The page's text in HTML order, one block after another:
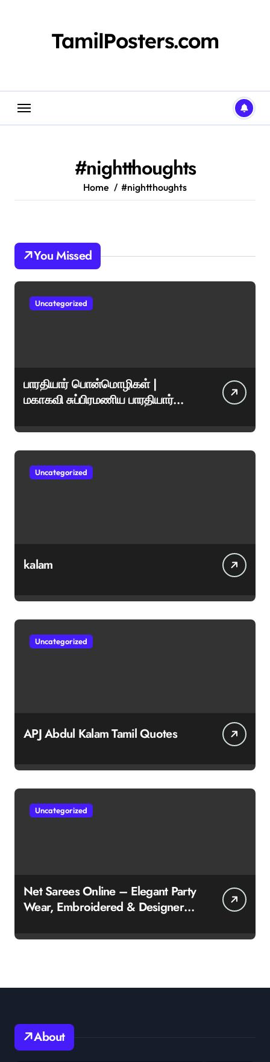
TamilPosters.com
#nightthoughts
Home #nightthoughts
You Missed
Uncategorized
பாரதியார் பொன்மொழிகள் |
மகாகவி சுப்பிரமணிய பாரதியார்
ஊக்கமளிக்கும் வாசகங்கள்
Uncategorized
kalam
Uncategorized
APJ Abdul Kalam Tamil Quotes
Uncategorized
Net Sarees Online – Elegant Party
Wear, Embroidered & Designer
About